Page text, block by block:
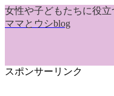
女性や子どもたちに役
ママとウシblog
スポンサーリンク